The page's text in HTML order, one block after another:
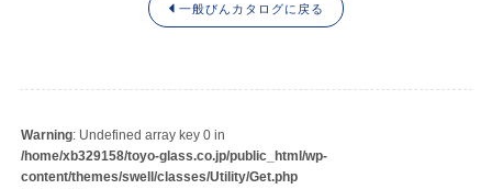
一般びんカタログに戻る
Warning: Undefined array key 0 in
/home/xb329158/toyo-glass.co.jp/public_html/wp-
content/themes/swell/classes/Utility/Get.php